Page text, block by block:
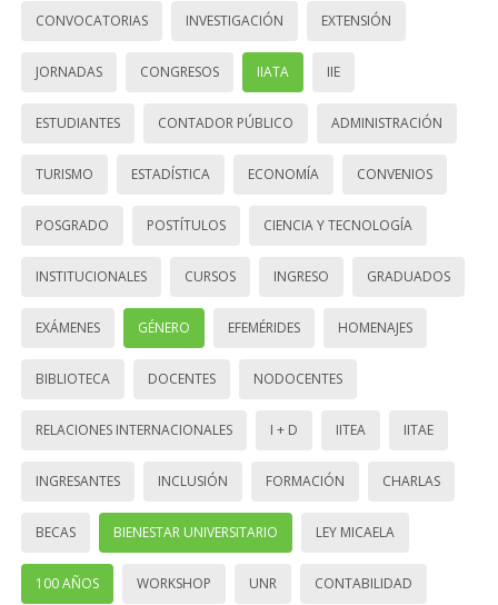
CONVOCATORIAS INVESTIGACIÓN EXTENSIÓN
JORNADAS CONGRESOS IIATA IIE
ESTUDIANTES CONTADOR PÚBLICO ADMINISTRACIÓN
TURISMO ESTADÍSTICA ECONOMÍA CONVENIOS
POSGRADO POSTÍTULOS CIENCIA Y TECNOLOGÍA
INSTITUCIONALES CURSOS INGRESO GRADUADOS
EXÁMENES GÉNERO EFEMÉRIDES HOMENAJES
BIBLIOTECA DOCENTES NODOCENTES
RELACIONES INTERNACIONALES I + D IITEA IITAE
INGRESANTES INCLUSIÓN FORMACIÓN CHARLAS
BECAS BIENESTAR UNIVERSITARIO LEY MICAELA
100 AÑOS WORKSHOP UNR CONTABILIDAD